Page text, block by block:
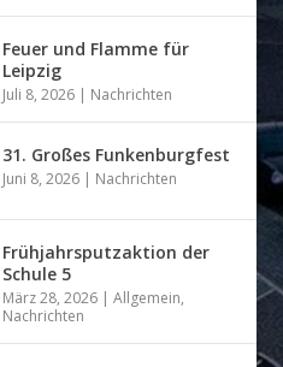
Feuer und Flamme für
Leipzig
Juli 8, 2026 | Nachrichten
31. Großes Funkenburgfest
Juni 8, 2026 | Nachrichten
Frühjahrsputzaktion der
Schule 5
März 28, 2026 |Allgemein,
Nachrichten